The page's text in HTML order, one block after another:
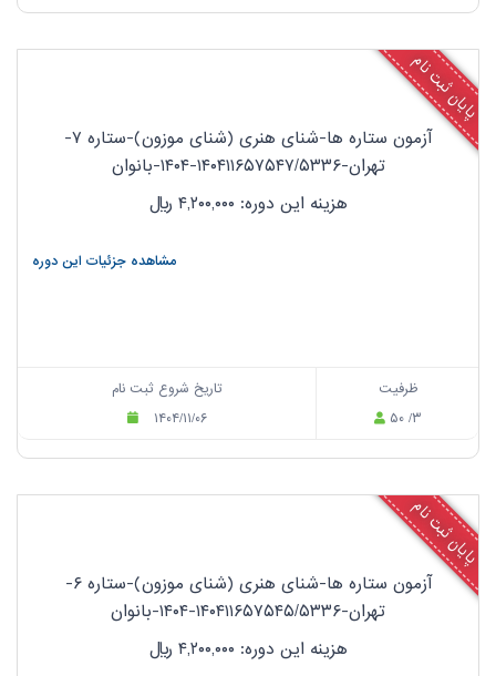
پایان ثبت نام
آزمون ستاره ها-شنای هنری (شنای موزون)-ستاره ۷-
تهران-۱۴۰۴۱۱۶۵۷۵۴۷/۵۳۳۶-۱۴۰۴-بانوان
هزینه این دوره: ۴,۲۰۰,۰۰۰
ریال
مشاهده جزئیات این دوره
تاریخ شروع ثبت نام
۱۴۰۴/۱۱/۰۶
ظرفیت
۵۰ /۳
پایان ثبت نام
آزمون ستاره ها-شنای هنری (شنای موزون)-ستاره ۶-
تهران-۱۴۰۴۱۱۶۵۷۵۴۵/۵۳۳۶-۱۴۰۴-بانوان
هزینه این دوره: ۴,۲۰۰,۰۰۰
ریال